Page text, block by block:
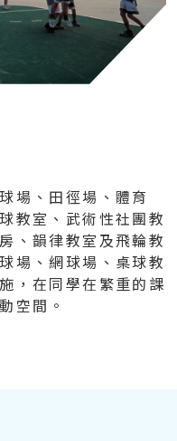
場、田徑場、體育
教室、武術性社團教
、韻律教室及飛輪教
場、網球場、桌球教
，在同學在繁重的課
空間。